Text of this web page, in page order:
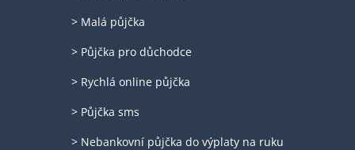
> Malá půjčka
> Půjčka pro důchodce
> Rychlá online půjčka
> Půjčka sms
> Nebankovní půjčka do výplaty na ruku